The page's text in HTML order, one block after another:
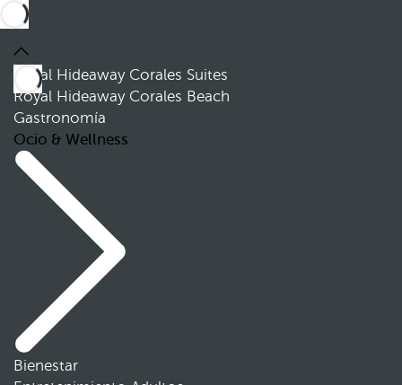
Royal Hideaway Corales Suites
Royal Hideaway Corales Beach
Gastronomía
Ocio & Wellness
Bienestar